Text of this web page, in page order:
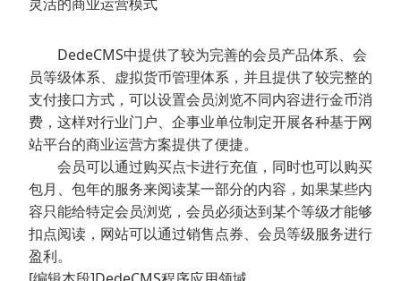
DedeCMS中提供了较为完善的会员产品体系、会
员等级体系、虚拟货币管理体系，并且提供了较完整的
支付接口方式，可以设置会员浏览不同内容进行金币消
费，这样对行业门户、企事业单位制定开展各种基于网
站平台的商业运营方案提供了便捷。
会员可以通过购买点卡进行充值，同时也可以购买
包月、包年的服务来阅读某一部分的内容，如果某些内
容只能给特定会员浏览，会员必须达到某个等级才能够
扣点阅读，网站可以通过销售点券、会员等级服务进行
盈利。